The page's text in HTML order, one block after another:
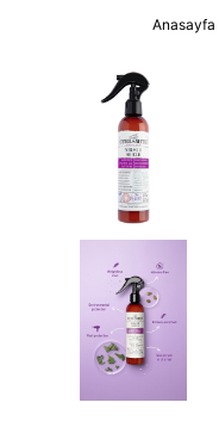
Anasayfa